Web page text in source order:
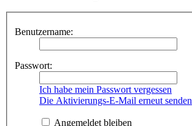
Benutzername:
Passwort:
Ich habe mein Passwort vergessen
Die Aktivierungs-E-Mail erneut senden
Angemeldet bleiben